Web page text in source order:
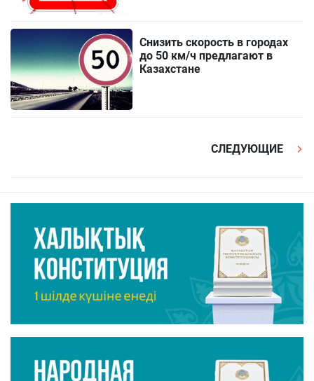
Снизить скорость в городах
до 50 км/ч предлагают в
Казахстане
СЛЕДУЮЩИЕ